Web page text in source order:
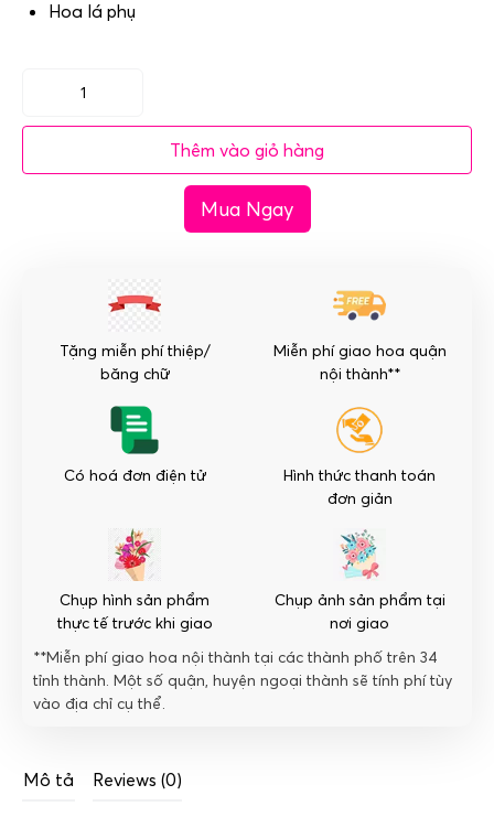
Hoa lá phụ
Lãng
hoa
lượng
Thêm vào giỏ hàng
Mua Ngay
Tặng miễn phí thiệp/
băng chữ
Miễn phí giao hoa quận
nội thành**
Có hoá đơn điện tử
Hình thức thanh toán
đơn giản
Chụp hình sản phẩm
thực tế trước khi giao
Chụp ảnh sản phẩm tại
nơi giao
**Miễn phí giao hoa nội thành tại các thành phố trên 34
tỉnh thành. Một số quận, huyện ngoại thành sẽ tính phí tùy
vào địa chỉ cụ thể.
Mô tả Reviews (0)